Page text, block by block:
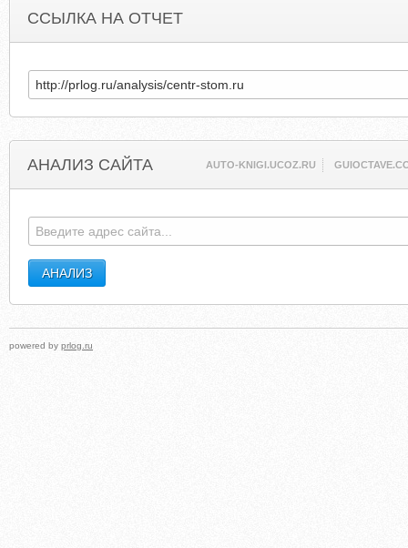
ССЫЛКА НА ОТЧЕТ
АНАЛИЗ САЙТА AUTO-KNIGI.UCOZ.RU
powered by prlog.ru